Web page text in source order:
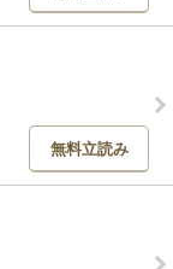
無料立読み